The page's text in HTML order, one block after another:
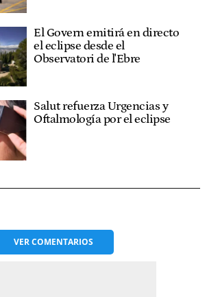
El Govern emitirá en directo
el eclipse desde el
Observatori de l'Ebre
Salut refuerza Urgencias y
Oftalmología por el eclipse
VERCOMENTARIOS